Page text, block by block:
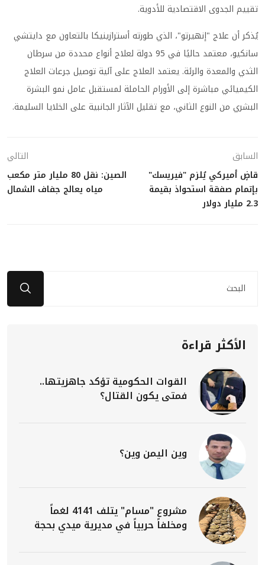
تقييم الجدوى الاقتصادية للأدوية.
يُذكر أن علاج "إنهيرتو"، الذي طورته أسترازينيكا بالتعاون مع دايتشي
سانكيو، معتمد حاليًا في 95 دولة لعلاج أنواع محددة من سرطان
الثدي والمعدة والرئة. يعتمد العلاج على آلية توصيل جرعات العلاج
الكيميائي مباشرة إلى الأورام الحاملة لمستقبل عامل نمو البشرة
البشري من النوع الثاني، مع تقليل الآثار الجانبية على الخلايا السليمة.
السابق
قاضٍ أميركي يُلزم "فيريسك"
بإتمام صفقة استحواذ بقيمة
2.3 مليار دولار
التالي
الصين: نقل 80 مليار متر مكعب
مياه يعالج جفاف الشمال
الأكثر قراءة
القوات الحكومية تؤكد جاهزيتها..
فمتى يكون القتال؟
وين اليمن وين؟
مشروع "مسام" يتلف 4141 لغماً
ومخلفاً حربياً في مديرية ميدي بحجة